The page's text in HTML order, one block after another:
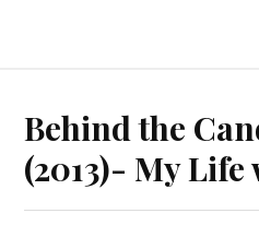
Behind the
(2013)- My